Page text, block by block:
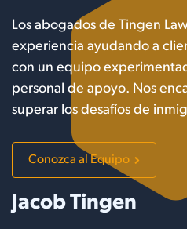
Los abogados de Tingen
experiencia ayudando a
con un equipo
personal de apoyo. Nos
superar los desafíos de
Conozca al Equipo
Jacob Tingen